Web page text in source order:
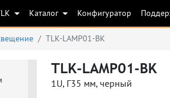
Каталог Конфигуратор
TLK-LAMP01-BK
TLK-LAMP01-BK
1U, Г35 мм, черный